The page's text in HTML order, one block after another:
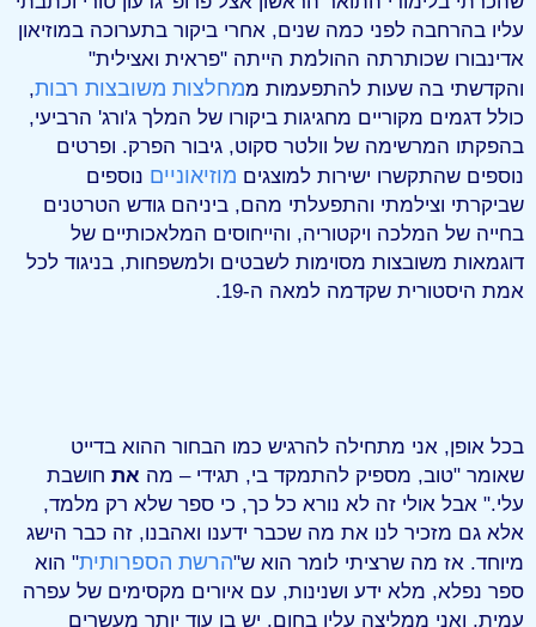
עליו בהרחבה לפני כמה שנים, אחרי ביקור בתערוכה במוזיאון
אדינבורו שכותרתה ההולמת הייתה "פראית ואצילית"
והקדשתי בה שעות להתפעמות ממחלצות משובצות רבות,
כולל דגמים מקוריים מחגיגות ביקורו של המלך ג'ורג' הרביעי,
בהפקתו המרשימה של וולטר סקוט, גיבור הפרק. ופרטים
נוספים שהתקשרו ישירות למוצגים מוזיאוניים נוספים
שביקרתי וצילמתי והתפעלתי מהם, ביניהם גודש הטרטנים
בחייה של המלכה ויקטוריה, והייחוסים המלאכותיים של
דוגמאות משובצות מסוימות לשבטים ולמשפחות, בניגוד לכל
אמת היסטורית שקדמה למאה ה-19.
בכל אופן, אני מתחילה להרגיש כמו הבחור ההוא בדייט
שאומר "טוב, מספיק להתמקד בי, תגידי – מה את חושבת
עלי." אבל אולי זה לא נורא כל כך, כי ספר שלא רק מלמד,
אלא גם מזכיר לנו את מה שכבר ידענו ואהבנו, זה כבר הישג
מיוחד. אז מה שרציתי לומר הוא ש"הרשת הספרותית" הוא
ספר נפלא, מלא ידע ושנינות, עם איורים מקסימים של עפרה
עמית, ואני ממליצה עליו בחום. יש בו עוד יותר מעשרים